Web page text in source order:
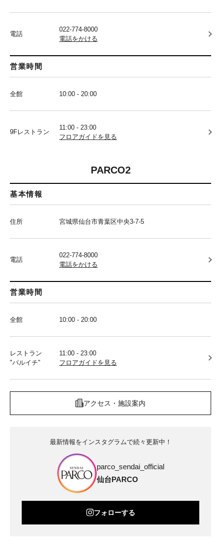
電話
022-774-8000
電話をかける
営業時間
全館 10:00 - 20:00
9Fレストラン
11:00 - 23:00
フロアガイドを見る
PARCO2
基本情報
住所 宮城県仙台市青葉区中央3-7-5
電話
022-774-8000
電話をかける
営業時間
全館 10:00 - 20:00
レストラン
"パルイチ"
11:00 - 23:00
フロアガイドを見る
アクセス・施設案内
最新情報をインスタグラムで続々更新中！
parco_sendai_official
仙台PARCO
フォローする